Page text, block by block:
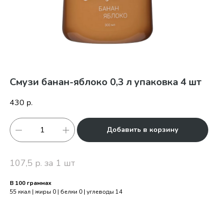
Смузи банан-яблоко 0,3 л упаковка 4 шт
430 р.
Добавить в корзину
107,5 р. за 1 шт
В 100 граммах
55 ккал | жиры 0 | белки 0 | углеводы 14